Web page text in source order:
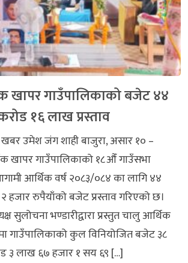
खापर गाउँपालिकाको बजेट ४४
१६ लाख प्रस्ताव
खबर उमेश जंग शाही बाजुरा, असार १० –
खापर गाउँपालिकाको १८औँ गाउँसभा
आर्थिक वर्ष २०८३/०८४ का लागि ४४
हजार रुपैयाँको बजेट प्रस्ताव गरिएको छ।
सुलोचना भण्डारीद्वारा प्रस्तुत चालु आर्थिक
गाउँपालिकाको कुल विनियोजित बजेट ३८
३ लाख ६७ हजार १ सय ६९ […]